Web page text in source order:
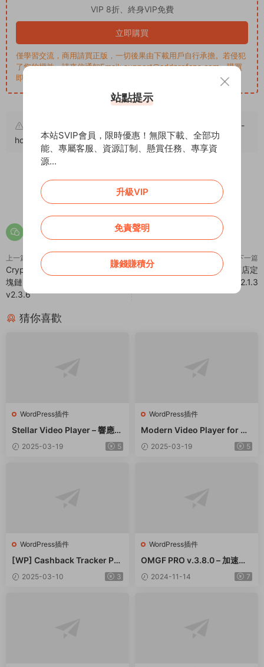
VIP 8折、終身VIP免費
立即購買
僅學習交流，商用請買正版，一切後果由下載用戶自行承擔。若侵犯
了您的權益，請來信通知Email: support@addprofans.com。購買
即默認同意
https://addprofans.com/wiloke-image-reveal-
hover-effects-addon-for-elementor/，轉載請注明出處。
上一篇
CryptoPay WooCommerce – 區
塊鏈比特币加密貨币支付插件 –
v2.3.6
下一篇
WordPress Store Locator 商店定
位插件 – v2.1.3
猜你喜歡
WordPress插件
Stellar Video Player – 響應式
視頻播放器WordPress插件 –
v2.9
2025-03-19 5
WordPress插件
Modern Video Player for W
ordPress – 功能強大的視頻和
音頻播放器 – v10.21
2025-03-19 5
WordPress插件
[WP] Cashback Tracker Pro
v2.6.4 退款追蹤器插件下載
2025-03-10 3
WordPress插件
OMGF PRO v.3.8.0 – 加速谷
歌字體本地化GDPR優化 破解
版插件下載
2024-11-14 7
站點提示
本站SVIP會員，限時優惠！無限下載、全部功
能、專屬客服、資源訂制、懸賞任務、專享資
源...
升級VIP
免責聲明
賺錢賺積分